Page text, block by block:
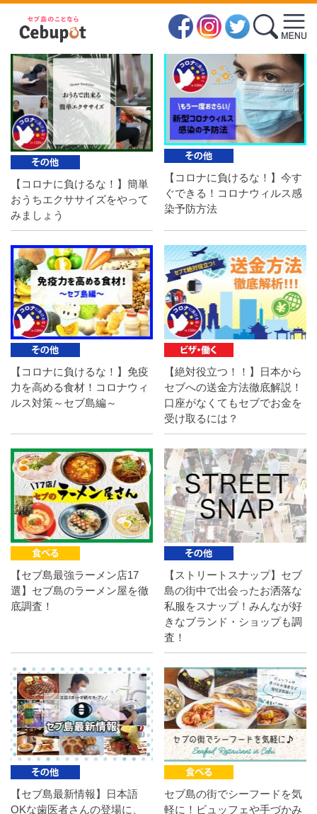
留学生向け
【コロナに負けるな！】簡単
おうちエクササイズをやって
みましょう
【コロナに負けるな！】今す
ぐできる！コロナウィルス感
染予防方法
【コロナに負けるな！】免疫
力を高める食材！コロナウィ
ルス対策～セブ島編～
【絶対役立つ！！】日本から
セブへの送金方法徹底解説！
口座がなくてもセブでお金を
受け取るには？
【セブ島最強ラーメン店17
選】セブ島のラーメン屋を徹
底調査！
【ストリートスナップ】セブ
島の街中で出会ったお洒落な
私服をスナップ！みんなが好
きなブランド・ショップも調
査！
【セブ島最新情報】日本語
OKな歯医者さんの登場に、
セブ島の街でシーフードを気
軽に！ビュッフェや手づかみ